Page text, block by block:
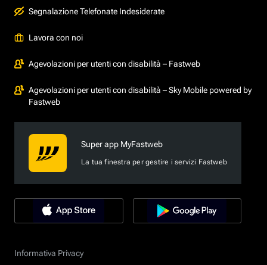
Segnalazione Telefonate Indesiderate
Lavora con noi
Agevolazioni per utenti con disabilità – Fastweb
Agevolazioni per utenti con disabilità – Sky Mobile powered by
Fastweb
Super app MyFastweb
La tua finestra per gestire i servizi Fastweb
Informativa Privacy